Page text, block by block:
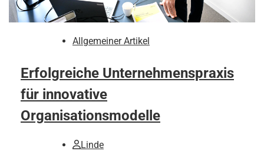
Allgemeiner Artikel
Erfolgreiche Unternehmenspraxis
für innovative
Organisationsmodelle
Linde